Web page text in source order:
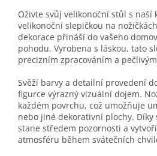
Oživte svůj velikonoční stůl s naší
velikonoční slepičkou na
dekorace přináší do vašeho
pohodu. Vyrobena s láskou, tato
precizním zpracováním a
Svěží barvy a detailní provedení
figurce výrazný vizuální dojem.
každém povrchu, což umožňuje
nebo jiné dekorativní plochy. Díky
stane středem pozornosti a
atmosféru během svátečních